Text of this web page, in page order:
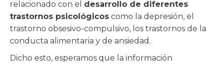
relacionado con el desarrollo de diferentes
trastornos psicológicos como la depresión, el
trastorno obsesivo-compulsivo, los trastornos de la
conducta alimentaria y de ansiedad.
Dicho esto, esperamos que la información